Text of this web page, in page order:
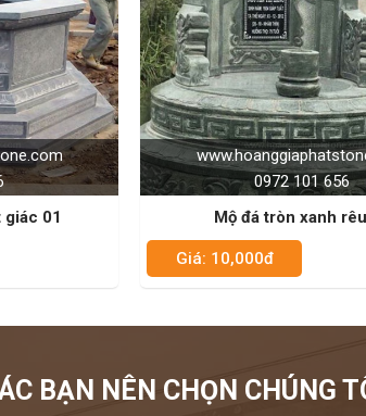
101 656
xanh rêu 01
0972
Mộ đá trắng
Giá: 10,000đ
BẠN NÊN CHỌN CHÚNG